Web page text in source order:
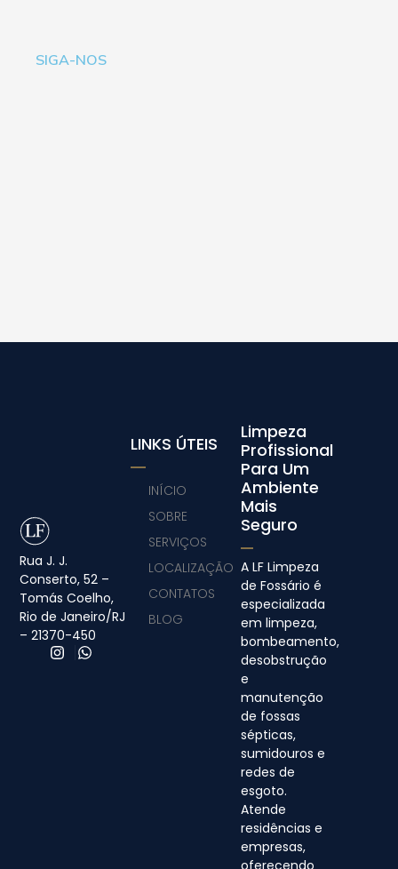
SIGA-NOS
Rua J. J.
Conserto, 52 –
Tomás Coelho,
Rio de Janeiro/RJ
– 21370-450
Limpeza
Profissional
Para Um
Ambiente
Mais
Seguro
A LF Limpeza
de Fossário é
especializada
em limpeza,
bombeamento,
desobstrução
e
manutenção
de fossas
sépticas,
sumidouros e
redes de
esgoto.
Atende
residências e
empresas,
LINKS ÚTEIS
INÍCIO
SOBRE
SERVIÇOS
LOCALIZAÇÃO
CONTATOS
BLOG